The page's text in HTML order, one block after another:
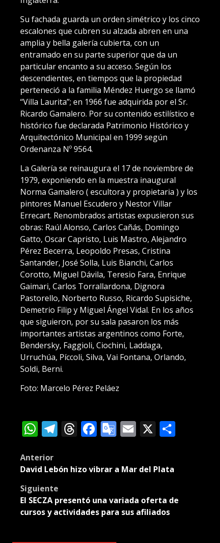
Su fachada guarda un orden simétrico y los cinco
escalones que cubren su alzada abren en una
amplia y bella galería cubierta, con un
entramado en su parte superior que da un
particular encanto a su acceso. Según los
descendientes, en tiempos que la propiedad
perteneció a la familia Méndez Huergo se llamó
“Villa Laurita”; en 1966 fue adquirida por el Sr.
Ricardo Gamalero. Por su contenido estilístico e
histórico fue declarada Patrimonio Histórico y
Arquitectónico Municipal en 1999 según
Ordenanza Nº 9564.
La Galería se reinaugura el 17 de noviembre de
1979, exponiendo en la muestra inaugural
Norma Gamalero ( escultora y propietaria ) y los
pintores Manuel Escudero y Nestor Villar
Errecart. Renombrados artistas expusieron sus
obras: Raúl Alonso, Carlos Cañás, Domingo
Gatto, Oscar Capristo, Luis Mastro, Alejandro
Pérez Becerra, Leopoldo Presas, Cristina
Santander, José Solla, Luis Bianchi, Carlos
Corotto, Miguel Dávila, Teresio Fara, Enrique
Gaimari, Carlos Torrallardona, Dignora
Pastorello, Norberto Russo, Ricardo Supisiche,
Demetrio Filip y Miguel Ángel Vidal. En los años
que siguieron, por su sala pasaron los más
importantes artistas argentinos como Forte,
Bendersky, Faggioli, Ciochini, Laddaga,
Urruchúa, Píccoli, Silva, Vai Fontana, Orlando,
Soldi, Berni.
Foto: Marcelo Pérez Peláez
WhatsApp
Telegram
Threads
Facebook
Google
Email
X
Post
Anterior
David Lebón hizo vibrar a Mar del Plata
Siguiente
El SECZA presentó una variada oferta de
cursos y actividades para sus afiliados